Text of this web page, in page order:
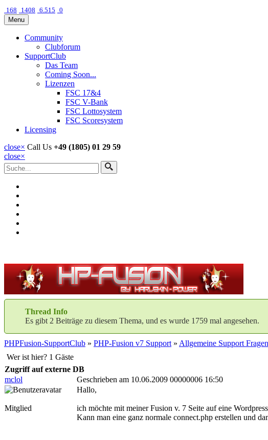
168 1408 6.515 0
Menu
Community
Clubforum
SupportClub
Das Team
Coming Soon...
Lizenzen
FSC 17&4
FSC V-Bank
FSC Lottosystem
FSC Scoresystem
Licensing
close× Call Us +49 (1805) 01 29 59
close×
Thread Info
Es gibt 2 Beiträge zu diesem Thema, und es wurde 1759 mal angesehen.
PHPFusion-SupportClub » PHP-Fusion v7 Support » Allgemeine Support Fragen
Wer ist hier? 1 Gäste
Zugriff auf externe DB
mclol
Geschrieben am 10.06.2009 00000006 16:50
Mitglied
Hallo,
ich möchte mit meiner Fusion v. 7 Seite auf eine
Kann man eine ganz normale connect.php erstellen und